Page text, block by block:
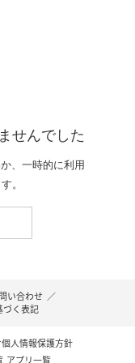
せんでした
、一時的に利用
。
い合わせ ／
づく表記
人情報保護方針
アプリ一覧